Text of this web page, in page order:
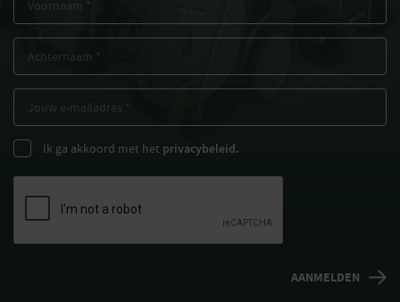
Ik ga akkoord met het privacybeleid.